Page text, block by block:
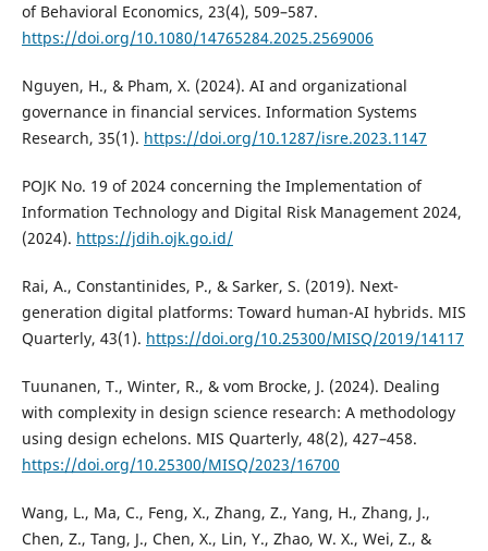
of Behavioral Economics, 23(4), 509–587.
https://doi.org/10.1080/14765284.2025.2569006
Nguyen, H., & Pham, X. (2024). AI and organizational
governance in financial services. Information Systems
Research, 35(1). https://doi.org/10.1287/isre.2023.1147
POJK No. 19 of 2024 concerning the Implementation of
Information Technology and Digital Risk Management 2024,
(2024). https://jdih.ojk.go.id/
Rai, A., Constantinides, P., & Sarker, S. (2019). Next-
generation digital platforms: Toward human-AI hybrids. MIS
Quarterly, 43(1). https://doi.org/10.25300/MISQ/2019/14117
Tuunanen, T., Winter, R., & vom Brocke, J. (2024). Dealing
with complexity in design science research: A methodology
using design echelons. MIS Quarterly, 48(2), 427–458.
https://doi.org/10.25300/MISQ/2023/16700
Wang, L., Ma, C., Feng, X., Zhang, Z., Yang, H., Zhang, J.,
Chen, Z., Tang, J., Chen, X., Lin, Y., Zhao, W. X., Wei, Z., &